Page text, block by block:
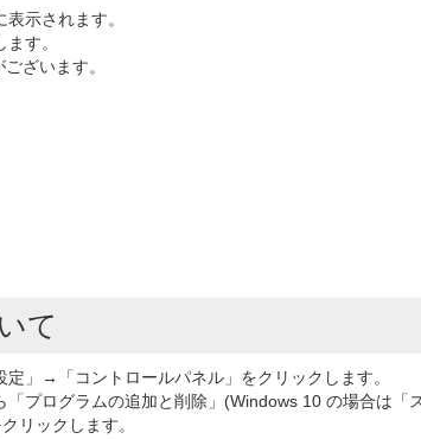
示されます。
す。
ざいます。
て
定」→「コントロールパネル」をクリックします。
「プログラムの追加と削除」(Windows 10 の場合は
リックします。